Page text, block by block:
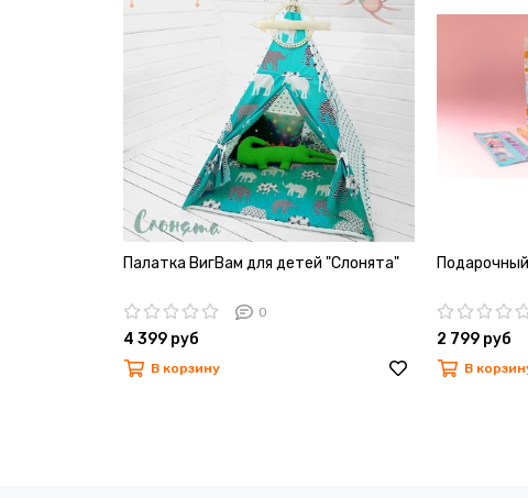
Палатка ВигВам для детей "Слонята"
0
4 399 руб
В корзину
Подарочный
2 799 руб
В